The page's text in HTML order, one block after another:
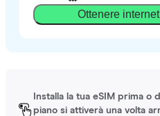
Ottenere
Installa la tua eSIM prima o
piano si attiverà una volta